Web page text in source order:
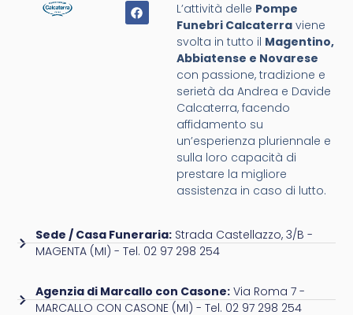
L’attività delle Pompe
Funebri Calcaterra viene
svolta in tutto il Magentino,
Abbiatense e Novarese
con passione, tradizione e
serietà da Andrea e Davide
Calcaterra, facendo
affidamento su
un’esperienza pluriennale e
sulla loro capacità di
prestare la migliore
assistenza in caso di lutto.
Sede / Casa Funeraria:Strada Castellazzo, 3/B -
MAGENTA (MI) - Tel. 02 97 298 254
Agenzia di Marcallo con Casone:Via Roma 7 -
MARCALLO CON CASONE (MI) - Tel. 02 97 298 254